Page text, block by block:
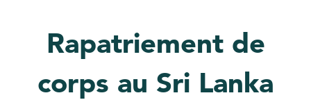
Rapatriement de
corps au Sri Lanka